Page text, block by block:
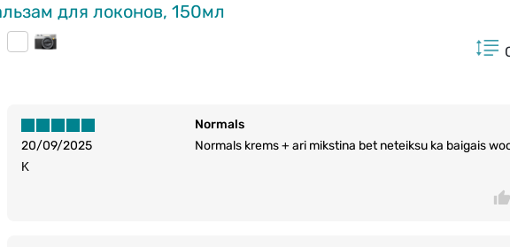
для локонов, 150мл
20/09/2025
Normals
Normals krems + ari mikstina bet neteiksu ka baigais
K